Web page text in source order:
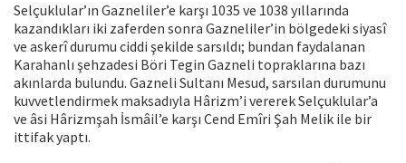
Selçuklular’ın Gazneliler’e karşı 1035 ve 1038 yıllarında
kazandıkları iki zaferden sonra Gazneliler’in bölgedeki siyasî
ve askerî durumu ciddi şekilde sarsıldı; bundan faydalanan
Karahanlı şehzadesi Böri Tegin Gazneli topraklarına bazı
akınlarda bulundu. Gazneli Sultanı Mesud, sarsılan durumunu
kuvvetlendirmek maksadıyla Hârizm’i vererek Selçuklular’a
ve âsi Hârizmşah İsmâil’e karşı Cend Emîri Şah Melik ile bir
ittifak yaptı.